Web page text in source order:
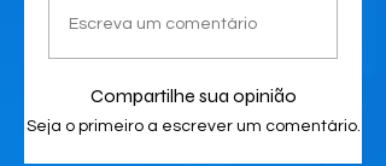
Escreva um comentário
Compartilhe sua opinião
Seja o primeiro a escrever um comentário.